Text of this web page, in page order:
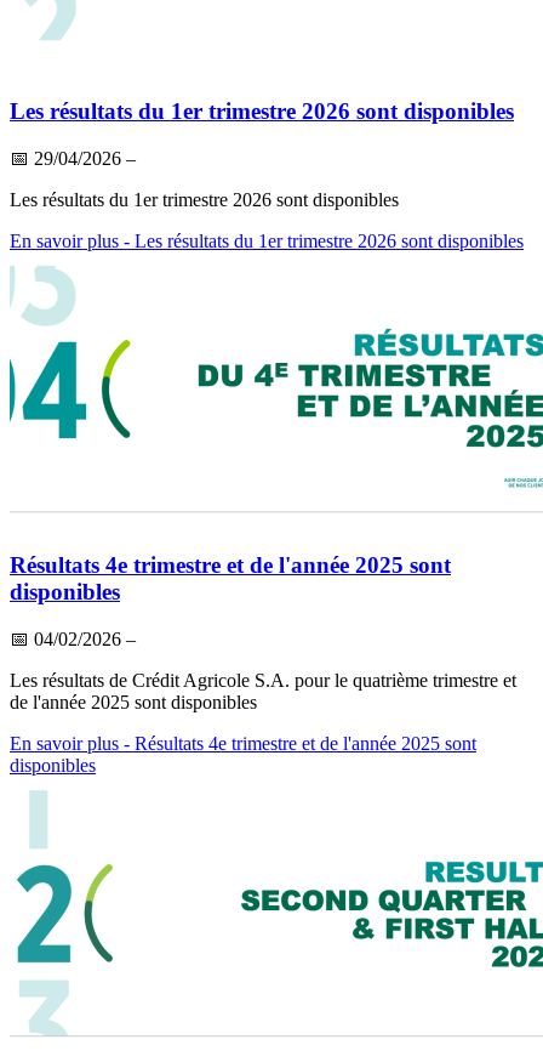
Les résultats du 1er trimestre 2026 sont disponibles
📅 29/04/2026 –
Les résultats du 1er trimestre 2026 sont disponibles
En savoir plus - Les résultats du 1er trimestre 2026 sont disponibles
Résultats 4e trimestre et de l'année 2025 sont
disponibles
📅 04/02/2026 –
Les résultats de Crédit Agricole S.A. pour le quatrième trimestre et
de l'année 2025 sont disponibles
En savoir plus - Résultats 4e trimestre et de l'année 2025 sont
disponibles